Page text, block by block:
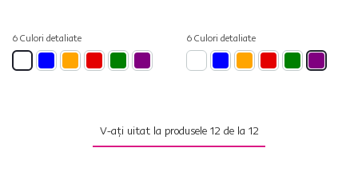
6 Culori detaliate 6 Culori detaliate
V-ați uitat la produsele 12 de la 12